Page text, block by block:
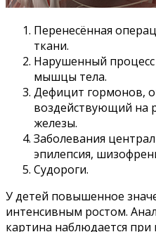
Перенесённая
ткани.
Нарушенный
мышцы тела.
Дефицит гормонов,
воздействующий на
железы.
Заболевания
эпилепсия,
Судороги.
У детей повышенное
интенсивным ростом.
картина наблюдается